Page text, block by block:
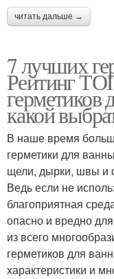
читать дальше →
7 лучших
Рейтинг
какой
В наше время
герметики для
щели, дырки, швы и
Ведь если не
благоприятная
опасно и вредно
из всего
герметиков для
характеристики и